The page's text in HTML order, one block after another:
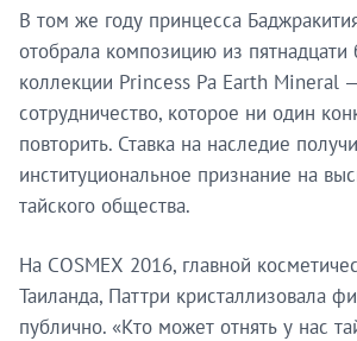
В том же году принцесса
отобрала композицию из пятнадцати
коллекции Princess Pa Earth Mineral
сотрудничество, которое ни один
повторить. Ставка на наследие
институциональное признание на
тайского общества.
На COSMEX 2016, главной
Таиланда, Паттри кристаллизовала
публично. «Кто может отнять у нас